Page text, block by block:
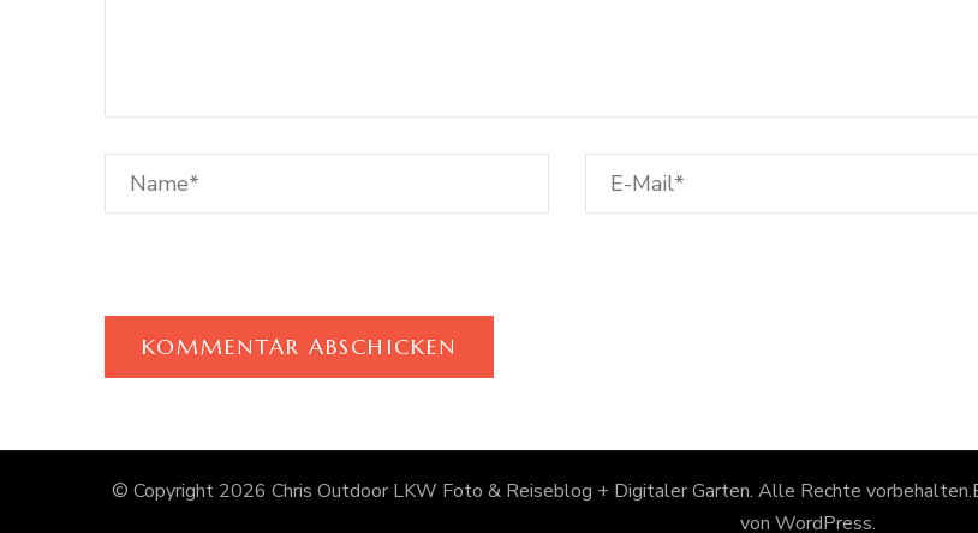
© Copyright 2026 Chris Outdoor LKW Foto & Reiseblog + Digitaler Garten. Alle Rechte vorbehalten.
von WordPress.